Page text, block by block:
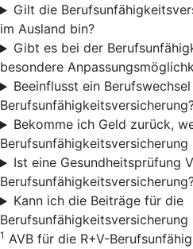
Gilt die
im Ausland bin?
Gibt es bei der
besondere
Beeinflusst ein
Bekomme ich Geld zurück,
Ist eine Gesundheitsprüfung
Kann ich die Beiträge für die
1 AVB für die R+V-